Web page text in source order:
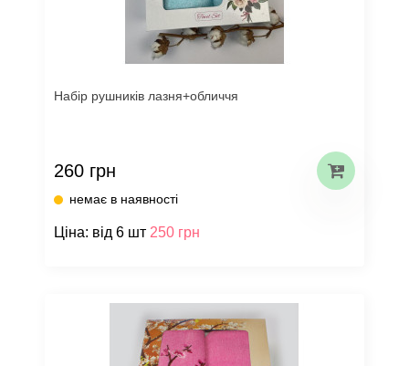
Набір рушників лазня+обличчя
260 грн
немає в наявності
Ціна: від 6 шт 250 грн